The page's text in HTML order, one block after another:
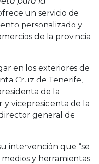
un servicio de
personalizado y
de la provincia
en los exteriores de
Cruz de Tenerife,
de la
y vicepresidenta de la
general de
intervención que “se
y herramientas